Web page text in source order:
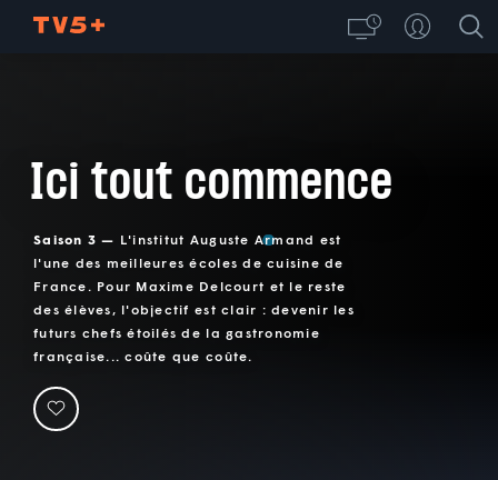
Ici tout commence
Saison 3 — L'institut Auguste Armand est
l'une des meilleures écoles de cuisine de
France. Pour Maxime Delcourt et le reste
des élèves, l'objectif est clair : devenir les
futurs chefs étoilés de la gastronomie
française... coûte que coûte.